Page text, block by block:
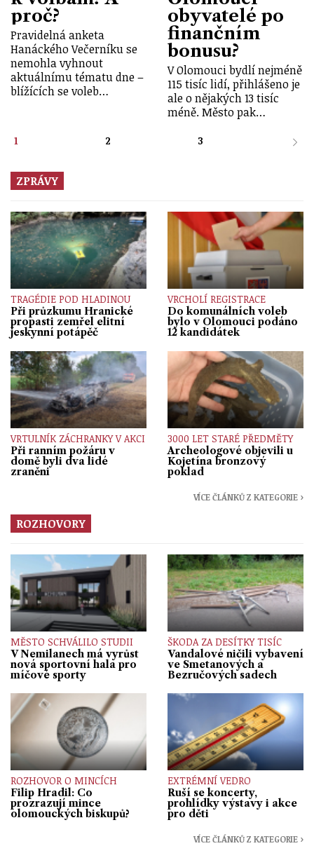
proč?
Pravidelná anketa
Hanáckého Večerníku se
nemohla vyhnout
aktuálnímu tématu dne –
blížících se voleb…
obyvatelé po
finančním
bonusu?
V Olomouci bydlí nejméně
115 tisíc lidí, přihlášeno je
ale o nějakých 13 tisíc
méně. Město pak…
1 2 3
ZPRÁVY
TRAGÉDIE POD HLADINOU
Při průzkumu Hranické
propasti zemřel elitní
jeskynní potápěč
VRCHOLÍ REGISTRACE
Do komunálních voleb
bylo v Olomouci podáno
12 kandidátek
VRTULNÍK ZÁCHRANKY V AKCI
Při ranním požáru v
domě byli dva lidé
zraněni
3000 LET STARÉ PŘEDMĚTY
Archeologové objevili u
Kojetína bronzový
poklad
VÍCE ČLÁNKŮ Z KATEGORIE ›
ROZHOVORY
MĚSTO SCHVÁLILO STUDII
V Nemilanech má vyrůst
nová sportovní hala pro
míčové sporty
ŠKODA ZA DESÍTKY TISÍC
Vandalové ničili vybavení
ve Smetanových a
Bezručových sadech
ROZHOVOR O MINCÍCH
Filip Hradil: Co
prozrazují mince
olomouckých biskupů?
EXTRÉMNÍ VEDRO
Ruší se koncerty,
prohlídky výstavy i akce
pro děti
VÍCE ČLÁNKŮ Z KATEGORIE ›